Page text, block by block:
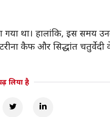
था। हालांकि, इस समय
कैफ और सिद्धांत
लिया है